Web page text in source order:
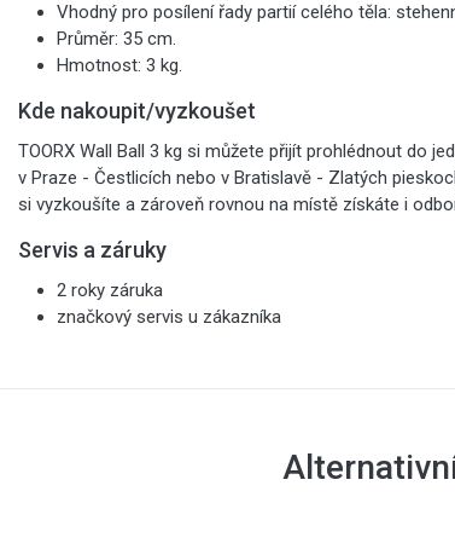
Vhodný pro posílení řady partií celého těla:
Průměr: 35 cm.
Hmotnost: 3 kg.
Kde nakoupit/vyzkoušet
TOORX Wall Ball 3 kg si můžete přijít prohlédnout do
v Praze - Čestlicích nebo v Bratislavě - Zlatých
si vyzkoušíte a zároveň rovnou na místě získáte i
Servis a záruky
2 roky záruka
značkový servis u zákazníka